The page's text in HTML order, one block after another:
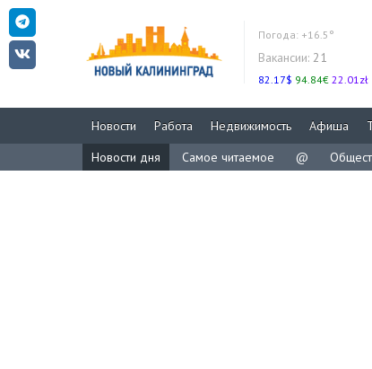
Погода: +16.5°
Вакансии: 21
82.17$ 94.84€ 22.01zł
Новости Работа Недвижимость Афиша
Новости дня
Самое читаемое @